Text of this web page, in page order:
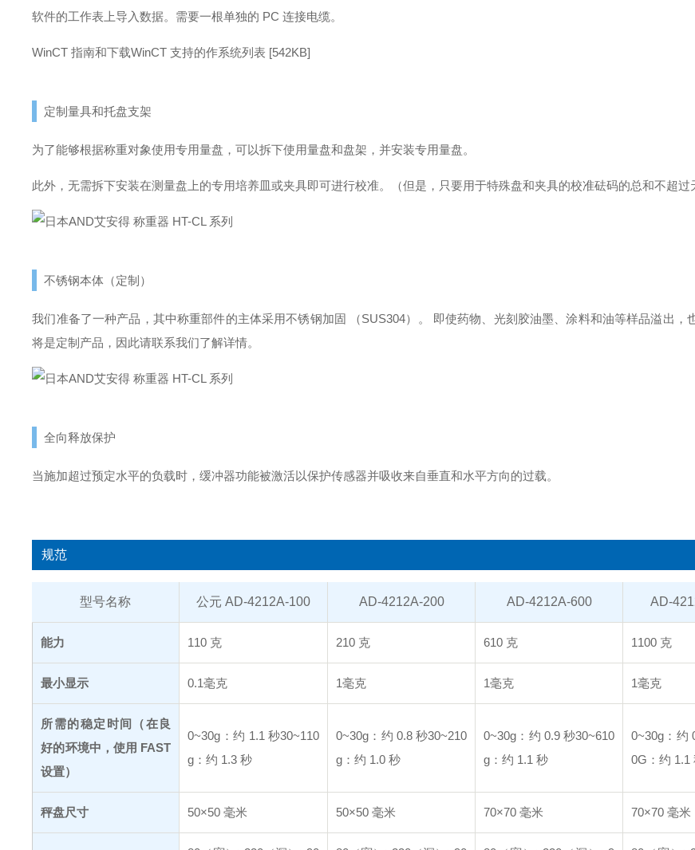
软件的工作表上导入数据。 需要一根单独的 PC 连接电缆。
WinCT 指南和下载WinCT 支持的作系统列表 [542KB]
定制量具和托盘支架
为了能够根据称重对象使用专用量盘，可以拆下使用量盘和盘架，并安装专用量盘。
此外，无需拆下安装在测量盘上的专用培养皿或夹具即可进行校准。 （但是，只要用于特殊盘和夹具的校准砝码的总和不超过
不锈钢本体（定制）
我们准备了一种产品，其中称重部件的主体采用不锈钢加固 （SUS304）。 即使药物、光刻胶油墨、涂料和油等样品溢出，
将是定制产品，因此请联系我们了解详情。
全向释放保护
当施加超过预定水平的负载时，缓冲器功能被激活以保护传感器并吸收来自垂直和水平方向的过载。
规范
型号名称 公元 AD-4212A-100 AD-4212A-200 AD-4212A-600 AD-
能力 110 克 210 克 610 克 1100 克
最小显示 0.1毫克 1毫克 1毫克 1毫克
所需的稳定时间（在良
好的环境中，使用 FAST
设置）
0~30g：约 1.1 秒30~110
g：约 1.3 秒
0~30g：约 0.8 秒30~210
g：约 1.0 秒
0~30g：约 0.9 秒30~610
g：约 1.1 秒
0~30g：约
0G：约 1.1
秤盘尺寸 50×50 毫米 50×50 毫米 70×70 毫米 70×70 毫米